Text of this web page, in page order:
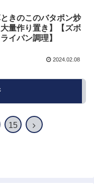
きのこのバタポン炒
量作り置き】【ズボ
イパン調理】
2024.02.08
15